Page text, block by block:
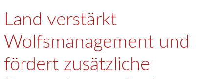
Land verstärkt
Wolfsmanagement und
fördert zusätzliche